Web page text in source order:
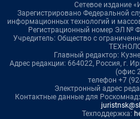
Сетевое издание
Зарегистрировано Федеральной
информационных технологий и
Регистрационный номер ЭЛ №
Учредитель: Общество с
Главный редактор:
Адрес редакции: 664022, Россия, г.
(офис
телефон +7
Электронный адрес
Контактные данные для
Техподдержка: